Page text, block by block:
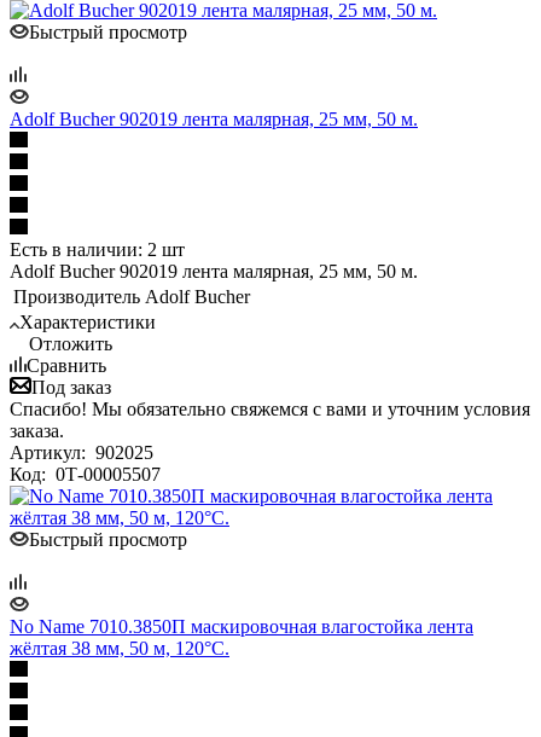
Быстрый просмотр
Adolf Bucher 902019 лента малярная, 25 мм, 50 м.
Есть в наличии: 2 шт
Adolf Bucher 902019 лента малярная, 25 мм, 50 м.
Производитель Adolf Bucher
Характеристики
Отложить
Сравнить
Под заказ
Спасибо! Мы обязательно свяжемся с вами и уточним условия
заказа.
Артикул: 902025
Код: 0Т-00005507
Быстрый просмотр
No Name 7010.3850П маскировочная влагостойка лента
жёлтая 38 мм, 50 м, 120°С.